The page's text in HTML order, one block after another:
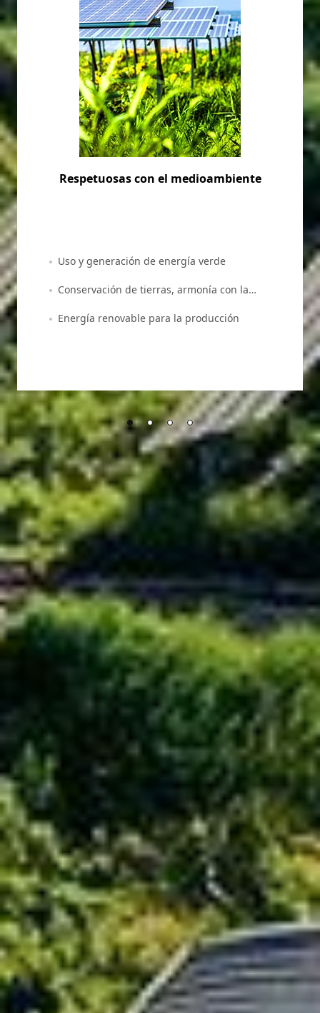
Respetuosas con el medioambiente
Uso y generación de energía verde
Conservación de tierras, armonía con la
Energía renovable para la producción
Preguntas frecuentes
¿Cuál es la diferencia entre una central
fotovoltaica sostenible y una convencional?
¿Cómo pueden ser las centrales fotovoltaicas
sostenibles respetuosas con el medioambiente?
¿Cómo se selecciona la estructura de soporte
de una central eléctrica en terrenos
montañosos?
¿Qué hay que tener en cuenta a la hora de
preparar una instalación en terreno
montañoso?
¿Montaña = Ladera? ¿Pendiente pronunciada =